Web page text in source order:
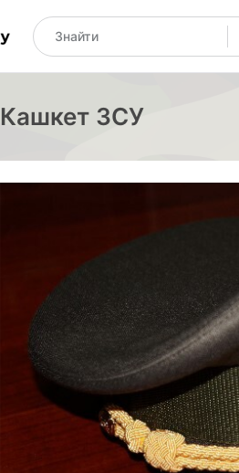
Кашкет ЗСУ